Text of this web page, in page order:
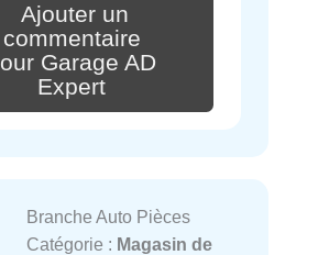
Ajouter un
commentaire
Garage AD
Expert
Branche Auto Pièces
Catégorie : Magasin de